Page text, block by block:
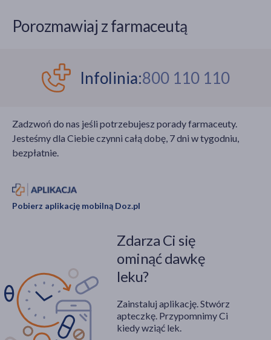
Porozmawiaj z farmaceutą
Infolinia:800 110 110
Zadzwoń do nas jeśli potrzebujesz porady farmaceuty.
Jesteśmy dla Ciebie czynni całą dobę, 7 dni w tygodniu,
bezpłatnie.
Pobierz aplikację mobilną Doz.pl
Zdarza Ci się
ominąć dawkę
leku?
Zainstaluj aplikację. Stwórz
apteczkę. Przypomnimy Ci
kiedy wziąć lek.